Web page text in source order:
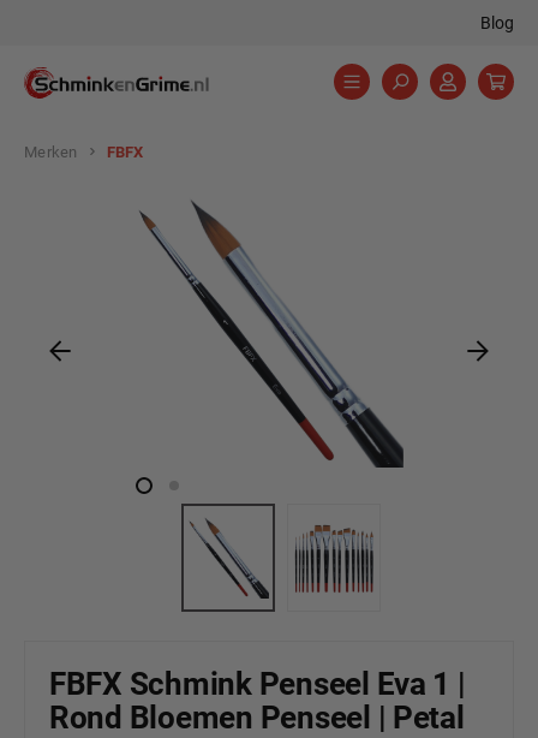
Blog
Merken FBFX
Afbeeldingengalerij overslaan
FBFX Schmink Penseel Eva 1 |
Rond Bloemen Penseel | Petal